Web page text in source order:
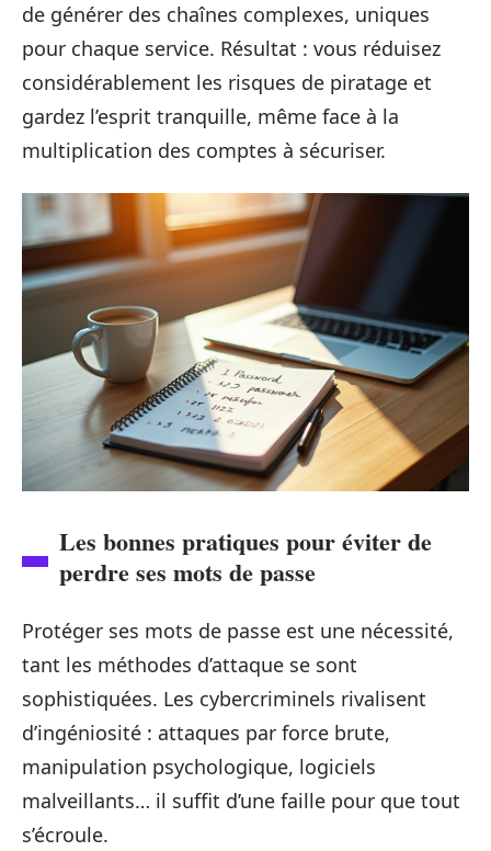
de générer des chaînes complexes, uniques
pour chaque service. Résultat : vous réduisez
considérablement les risques de piratage et
gardez l’esprit tranquille, même face à la
multiplication des comptes à sécuriser.
Les bonnes pratiques pour éviter de
perdre ses mots de passe
Protéger ses mots de passe est une nécessité,
tant les méthodes d’attaque se sont
sophistiquées. Les cybercriminels rivalisent
d’ingéniosité : attaques par force brute,
manipulation psychologique, logiciels
malveillants… il suffit d’une faille pour que tout
s’écroule.